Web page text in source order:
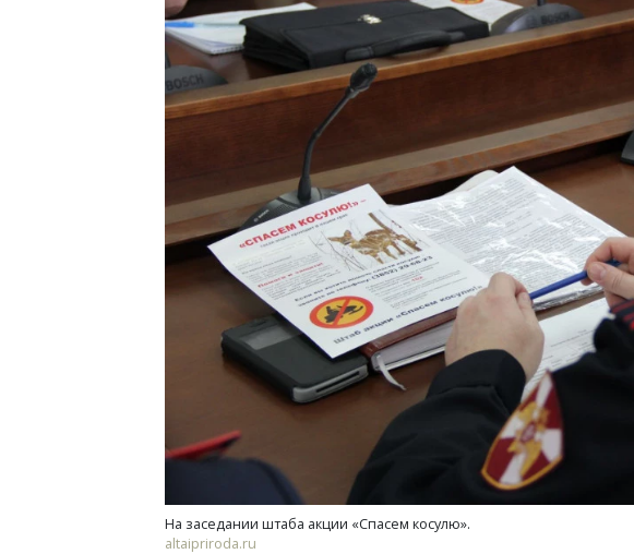
На заседании штаба акции «Спасем косулю».
altaipriroda.ru